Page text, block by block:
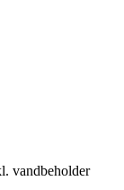
vandbeholder